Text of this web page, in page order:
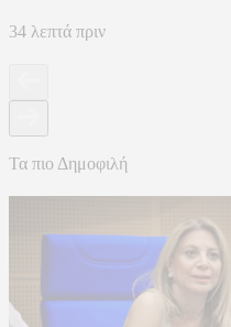
34 λεπτά πριν
Τα πιο Δημοφιλή